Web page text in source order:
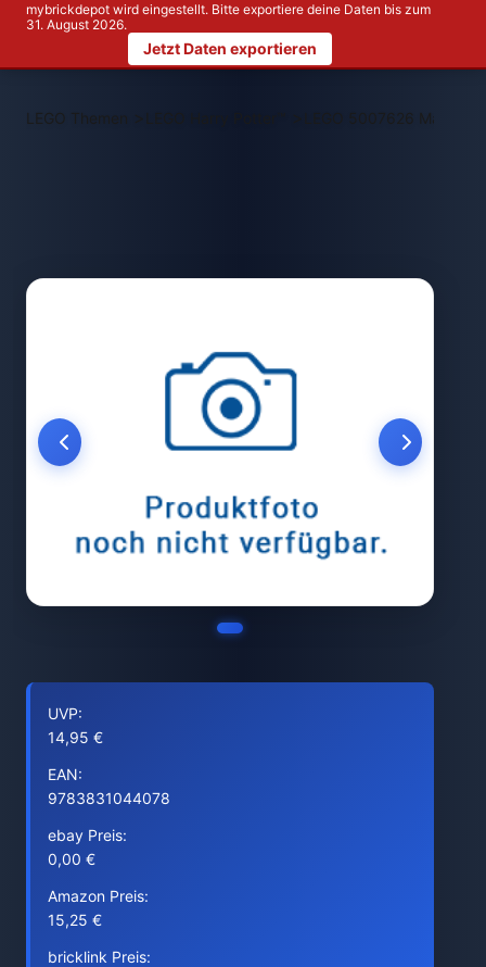
mybrickdepot wird eingestellt. Bitte exportiere deine Daten bis zum
31. August 2026.
Jetzt Daten exportieren
LEGO Themen > LEGO 5007626
UVP:
14,95 €
EAN:
9783831044078
ebay Preis:
0,00 €
Amazon Preis:
15,25 €
bricklink Preis: